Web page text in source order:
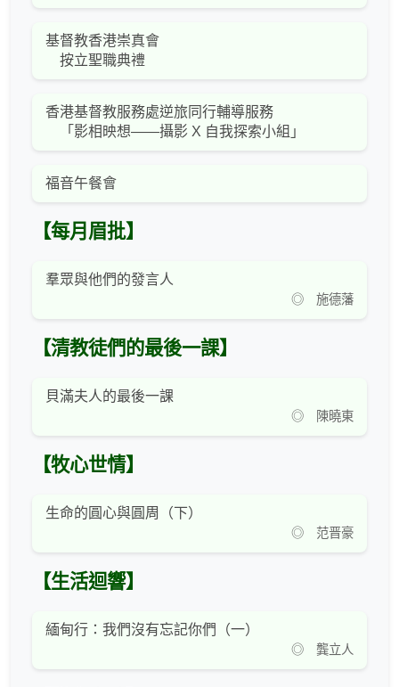
基督教香港崇真會
按立聖職典禮
香港基督教服務處逆旅同行輔導服務
「影相映想——攝影 X 自我探索小組」
福音午餐會
【每月眉批】
羣眾與他們的發言人
◎ 施德藩
【清教徒們的最後一課】
貝滿夫人的最後一課
◎ 陳曉東
【牧心世情】
生命的圓心與圓周（下）
◎ 范晋豪
【生活迴響】
緬甸行：我們沒有忘記你們（一）
◎ 龔立人